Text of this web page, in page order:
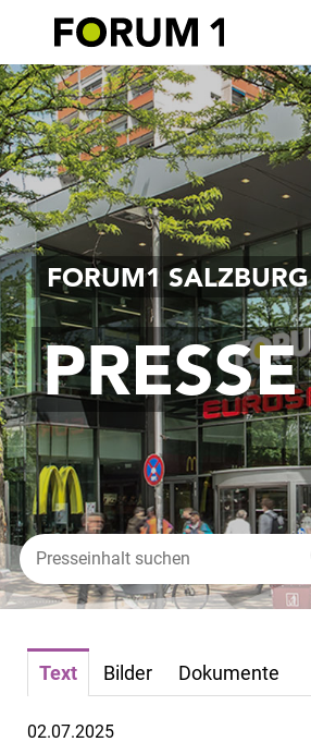
FORUM1 SALZBURG
PRESSE
PRESSEAUSSENDUNGEN
Center & Marken
Events
Services
MEDIAGALERIE
PRESSEKONTAKT
Text Bilder Dokumente
02.07.2025